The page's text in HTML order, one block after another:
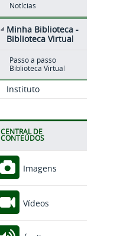
Notícias
Minha Biblioteca -
Biblioteca Virtual
Passo a passo
Biblioteca Virtual
Instituto
CENTRAL DE
CONTEÚDOS
Imagens
Vídeos